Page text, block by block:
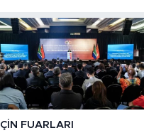
ÇIN FUARLARI